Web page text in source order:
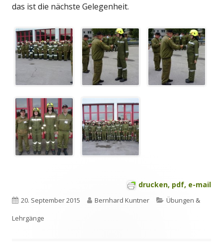
das ist die nächste Gelegenheit.
drucken, pdf, e-mail
Veröffentlicht
am
20. September 2015 Autor
Bernhard Kuntner Kategorien
Übungen &
Lehrgänge